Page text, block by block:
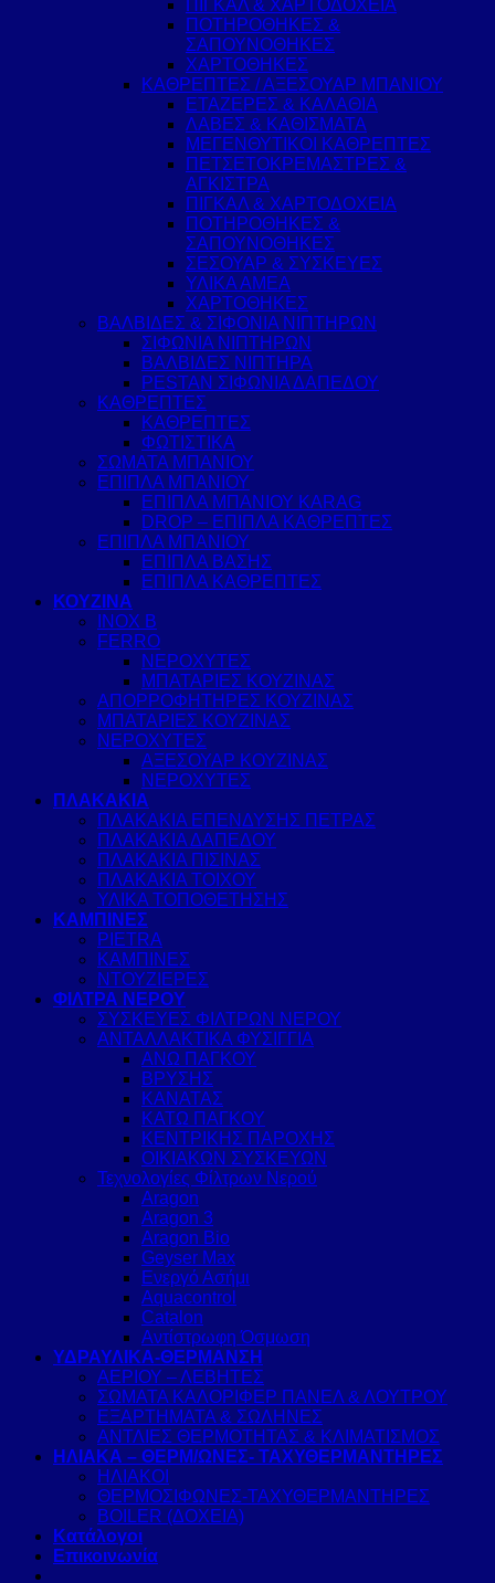
ΠΙΓΚΑΛ & ΧΑΡΤΟΔΟΧΕΙΑ
ΠΟΤΗΡΟΘΗΚΕΣ &
ΣΑΠΟΥΝΟΘΗΚΕΣ
ΧΑΡΤΟΘΗΚΕΣ
ΚΑΘΡΕΠΤΕΣ / ΑΞΕΣΟΥΑΡ ΜΠΑΝΙΟΥ
ΕΤΑΖΕΡΕΣ & ΚΑΛΑΘΙΑ
ΛΑΒΕΣ & ΚΑΘΙΣΜΑΤΑ
ΜΕΓΕΝΘΥΤΙΚΟΙ ΚΑΘΡΕΠΤΕΣ
ΠΕΤΣΕΤΟΚΡΕΜΑΣΤΡΕΣ &
ΑΓΚΙΣΤΡΑ
ΠΙΓΚΑΛ & ΧΑΡΤΟΔΟΧΕΙΑ
ΠΟΤΗΡΟΘΗΚΕΣ &
ΣΑΠΟΥΝΟΘΗΚΕΣ
ΣΕΣΟΥΑΡ & ΣΥΣΚΕΥΕΣ
ΥΛΙΚΑ ΑΜΕΑ
ΧΑΡΤΟΘΗΚΕΣ
ΒΑΛΒΙΔΕΣ & ΣΙΦΟΝΙΑ ΝΙΠΤΗΡΩΝ
ΣΙΦΩΝΙΑ ΝΙΠΤΗΡΩΝ
ΒΑΛΒΙΔΕΣ ΝΙΠΤΗΡΑ
PESTAN ΣΙΦΩΝΙΑ ΔΑΠΕΔΟΥ
ΚΑΘΡΕΠΤΕΣ
ΚΑΘΡΕΠΤΕΣ
ΦΩΤΙΣΤΙΚΑ
ΣΩΜΑΤΑ ΜΠΑΝΙΟΥ
ΕΠΙΠΛΑ ΜΠΑΝΙΟΥ
ΕΠΙΠΛΑ ΜΠΑΝΙΟΥ KARAG
DROP – ΕΠΙΠΛΑ ΚΑΘΡΕΠΤΕΣ
ΕΠΙΠΛΑ ΜΠΑΝΙΟΥ
ΕΠΙΠΛΑ ΒΑΣΗΣ
ΕΠΙΠΛΑ ΚΑΘΡΕΠΤΕΣ
ΚΟΥΖΙΝΑ
INOX B
FERRO
ΝΕΡΟΧΥΤΕΣ
ΜΠΑΤΑΡΙΕΣ ΚΟΥΖΙΝΑΣ
ΑΠΟΡΡΟΦΗΤΗΡΕΣ ΚΟΥΖΙΝΑΣ
ΜΠΑΤΑΡΙΕΣ ΚΟΥΖΙΝΑΣ
ΝΕΡΟΧΥΤΕΣ
ΑΞΕΣΟΥΑΡ ΚΟΥΖΙΝΑΣ
ΝΕΡΟΧΥΤΕΣ
ΠΛΑΚΑΚΙΑ
ΠΛΑΚΑΚΙΑ ΕΠΕΝΔΥΣΗΣ ΠΕΤΡΑΣ
ΠΛΑΚΑΚΙΑ ΔΑΠΕΔΟΥ
ΠΛΑΚΑΚΙΑ ΠΙΣΙΝΑΣ
ΠΛΑΚΑΚΙΑ ΤΟΙΧΟΥ
ΥΛΙΚΑ ΤΟΠΟΘΕΤΗΣΗΣ
ΚΑΜΠΙΝΕΣ
PIETRA
ΚΑΜΠΙΝΕΣ
ΝΤΟΥΖΙΕΡΕΣ
ΦΙΛΤΡΑ ΝΕΡΟΥ
ΣΥΣΚΕΥΕΣ ΦΙΛΤΡΩΝ ΝΕΡΟΥ
ΑΝΤΑΛΛΑΚΤΙΚΑ ΦΥΣΙΓΓΙΑ
ΑΝΩ ΠΑΓΚΟΥ
ΒΡΥΣΗΣ
ΚΑΝΑΤΑΣ
ΚΑΤΩ ΠΑΓΚΟΥ
ΚΕΝΤΡΙΚΗΣ ΠΑΡΟΧΗΣ
ΟΙΚΙΑΚΩΝ ΣΥΣΚΕΥΩΝ
Τεχνολογίες Φίλτρων Νερού
Aragon
Aragon 3
Aragon Bio
Geyser Max
Ενεργό Ασήμι
Aquacontrol
Catalon
Αντίστρωφη Όσμωση
ΥΔΡΑΥΛΙΚΑ-ΘΕΡΜΑΝΣΗ
ΑΕΡΙΟΥ – ΛΕΒΗΤΕΣ
ΣΩΜΑΤΑ ΚΑΛΟΡΙΦΕΡ ΠΑΝΕΛ & ΛΟΥΤΡΟΥ
ΕΞΑΡΤΗΜΑΤΑ & ΣΩΛΗΝΕΣ
ΑΝΤΛΙΕΣ ΘΕΡΜΟΤΗΤΑΣ & ΚΛΙΜΑΤΙΣΜΟΣ
ΗΛΙΑΚΑ – ΘΕΡΜ/ΩΝΕΣ- ΤΑΧΥΘΕΡΜΑΝΤΗΡΕΣ
ΗΛΙΑΚΟΙ
ΘΕΡΜΟΣΙΦΩΝΕΣ-ΤΑΧΥΘΕΡΜΑΝΤΗΡΕΣ
BOILER (ΔΟΧΕΙΑ)
Κατάλογοι
Επικοινωνία